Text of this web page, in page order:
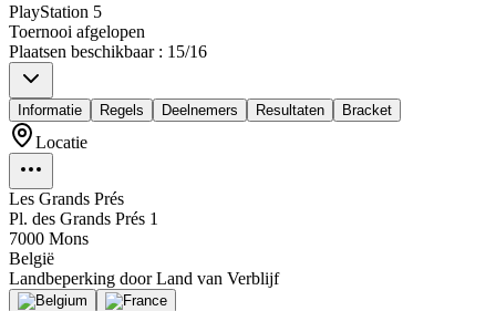
PlayStation 5
Toernooi afgelopen
Plaatsen beschikbaar: 15/16
Informatie Regels Deelnemers Resultaten Bracket
Locatie
Les Grands Prés
Pl. des Grands Prés 1
7000 Mons
België
Landbeperking door Land van Verblijf